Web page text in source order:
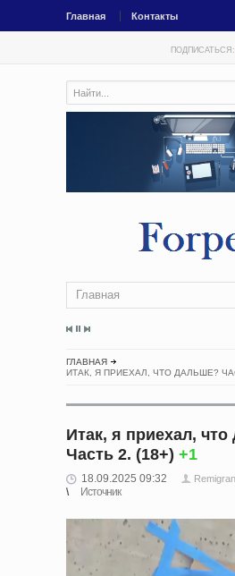
Главная Контакты
ПОДПИСАТЬСЯ:
Главная
ГЛАВНАЯ
ИТАК, Я ПРИЕХАЛ, ЧТО ДАЛЬШЕ?
Итак, я приехал,
Часть 2. (18+) +1
18.09.2025 09:32
Источник